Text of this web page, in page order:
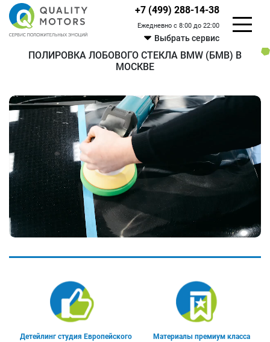
+7 (499) 288-14-38
Ежедневно с 8:00 до 22:00
Выбрать сервис
ПОЛИРОВКА ЛОБОВОГО СТЕКЛА BMW (БМВ) В
МОСКВЕ
Детейлинг студия Европейского
Материалы премиум класса